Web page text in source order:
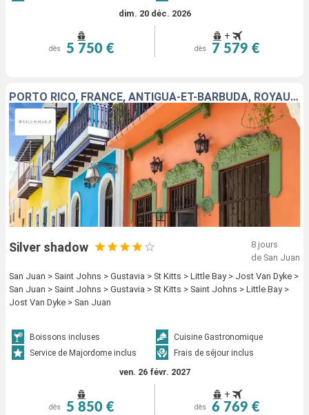
dim. 20 déc. 2026
dès 5 750 €
+
dès 7 579 €
PORTO RICO, FRANCE, ANTIGUA-ET-BARBUDA, ROYAUME-UNI, JOST VAN DYKE
Silver shadow
8 jours
de San Juan
San Juan > Saint Johns > Gustavia > St Kitts > Little Bay > Jost Van Dyke >
San Juan > Saint Johns > Gustavia > St Kitts > Saint Johns > Little Bay >
Jost Van Dyke > San Juan
Boissons incluses
Cuisine Gastronomique
Service de Majordome inclus
Frais de séjour inclus
ven. 26 févr. 2027
dès 5 850 €
+
dès 6 769 €